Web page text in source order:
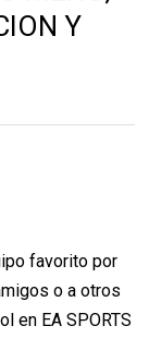
Y
favorito por
o a otros
en EA SPORTS